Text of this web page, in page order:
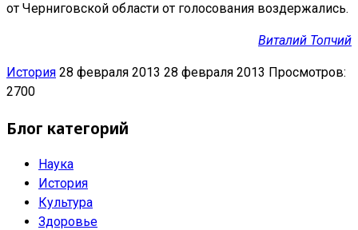
от Черниговской области от голосования воздержались.
Виталий Топчий
История 28 февраля 2013 28 февраля 2013 Просмотров:
2700
Блог категорий
Наука
История
Культура
Здоровье